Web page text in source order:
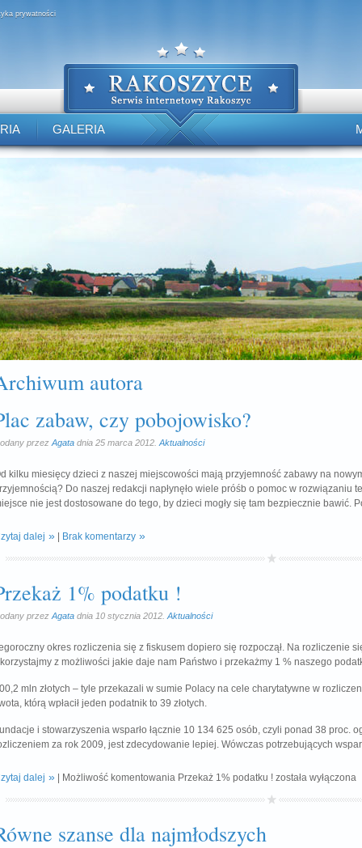
prywatności
GALERIA
autora
zabaw, czy pobojowisko?
przez Agata dnia 25 marca 2012. Aktualności
kilku miesięcy dzieci z naszej miejscowości mają przyjemność zabawy na
Do naszej redakcji napłynęło wiele próśb o pomoc w rozwiązaniu
nie jest dostosowane do tego, by dzieci mogły się tam bezpiecznie bawić.
dalej Brak komentarzy
1% podatku !
przez Agata dnia 10 stycznia 2012. Aktualności
okres rozliczenia się z fiskusem dopiero się rozpoczął. Na rozliczenie
z możliwości jakie daje nam Państwo i przekażmy 1 % naszego
mln złotych – tyle przekazali w sumie Polacy na cele charytatywne w
którą wpłacił jeden podatnik to 39 złotych.
i stowarzyszenia wsparło łącznie 10 134 625 osób, czyli ponad 38 proc.
za rok 2009, jest zdecydowanie lepiej. Wówczas potrzebujących
dalej Możliwość komentowania Przekaż 1% podatku ! została wyłączona
szanse dla najmłodszych